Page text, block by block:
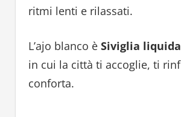
ritmi lenti e rilassati.
L’ajo blanco è Siviglia liquida
in cui la città ti accoglie, ti
conforta.